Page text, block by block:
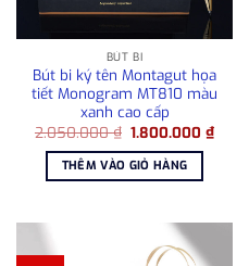
₫.
BÚT BI
Bút bi ký tên Montagut họa
tiết Monogram MT810 màu
xanh cao cấp
2.050.000₫ Giá
là:
2.050.000 ₫.
1.800.000₫Giá
hiện
THÊM VÀO GIỎ HÀNG